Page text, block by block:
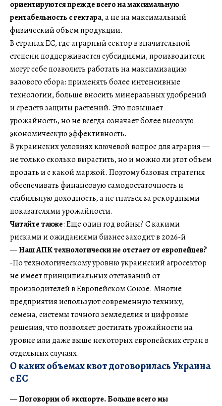
ориентируются прежде всего на максимальную
рентабельность с гектара, а не на максимальный
физический объем продукции.
В странах ЕС, где аграрный сектор в значительной
степени поддерживается субсидиями, производители
могут себе позволить работать на максимизацию
валового сбора: применять более интенсивные
технологии, больше вносить минеральных удобрений
и средств защиты растений. Это повышает
урожайность, но не всегда означает более высокую
экономическую эффективность.
В украинских условиях ключевой вопрос для агрария —
не только сколько вырастить, но и можно ли этот объем
продать и с какой маржой. Поэтому базовая стратегия
обеспечивать финансовую самодостаточность и
стабильную доходность, а не гнаться за рекордными
показателями урожайности.
Читайте также: Еще один год войны? С какими
рисками и ожиданиями бизнес заходит в 2026-й
—Наш АПК технологически не отстает от европейцев?
-По технологическому уровню украинский агросектор
не имеет принципиальных отставаний от
производителей в Европейском Союзе. Многие
предприятия используют современную технику,
семена, системы точного земледелия и цифровые
решения, что позволяет достигать урожайности на
уровне или даже выше некоторых европейских стран в
отдельных случаях.
О каких объемах квот договорилась Украина
с ЕС
—Поговорим об экспорте. Больше всего мы